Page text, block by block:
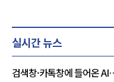
실시간 뉴스
검색창·카톡창에 들어온